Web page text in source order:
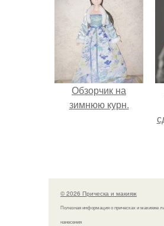
Обзорчик на
зимнюю курн.
© 2026 Прическа и макияж
Полезная информация о прическах и макияже
нанесения